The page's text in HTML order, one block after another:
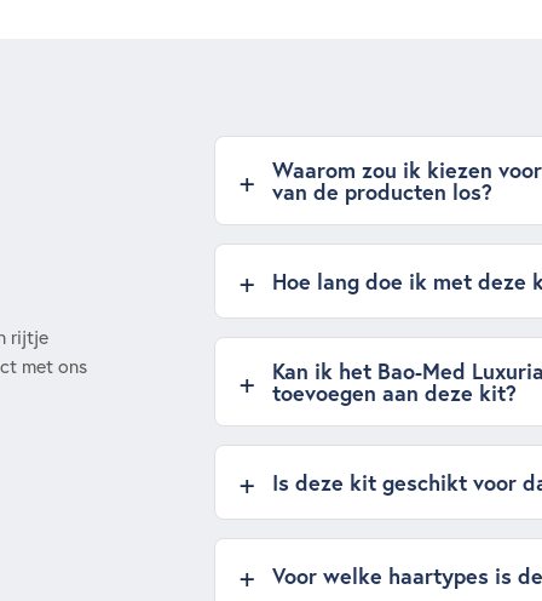
rijtje
met ons
Waarom zou ik kiezen
van de producten los?
Hoe lang doe ik met
Kan ik het Bao-Med
toevoegen aan deze kit?
Is deze kit geschikt voor
Voor welke haartypes is